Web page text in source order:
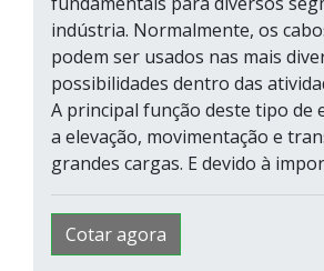
indústria. Normalmente, os
podem ser usados nas mais
possibilidades dentro das
A principal função deste tipo de
a elevação, movimentação e
grandes cargas. E devido à
Cotar agora